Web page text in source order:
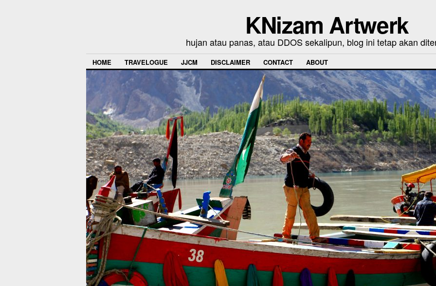
KNizam Artwerk
hujan atau panas, atau DDOS sekalipun, blog ini tetap akan
HOME TRAVELOGUE JJCM DISCLAIMER CONTACT ABOUT